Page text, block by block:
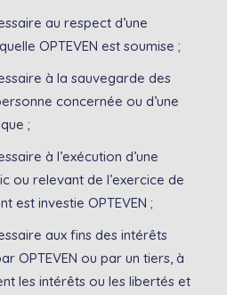
au respect d’une
OPTEVEN est soumise ;
à la sauvegarde des
concernée ou d’une
;
à l’exécution d’une
ou relevant de l’exercice de
est investie OPTEVEN ;
aux fins des intérêts
OPTEVEN ou par un tiers, à
les intérêts ou les libertés et